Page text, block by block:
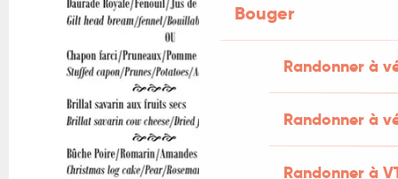
Bouger
Randonner à
Randonner à
Randonner à